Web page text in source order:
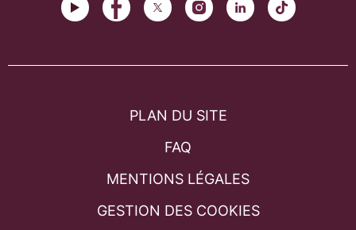
PLAN DU SITE
FAQ
MENTIONS LÉGALES
GESTION DES COOKIES